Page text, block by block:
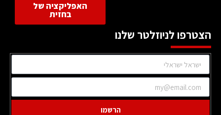
האפליקציה של
בחזית
הצטרפו לניוזלטר שלנו
הרשמו